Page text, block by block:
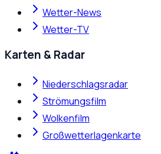
Wetter-News
Wetter-TV
Karten & Radar
Niederschlagsradar
Strömungsfilm
Wolkenfilm
Großwetterlagenkarte